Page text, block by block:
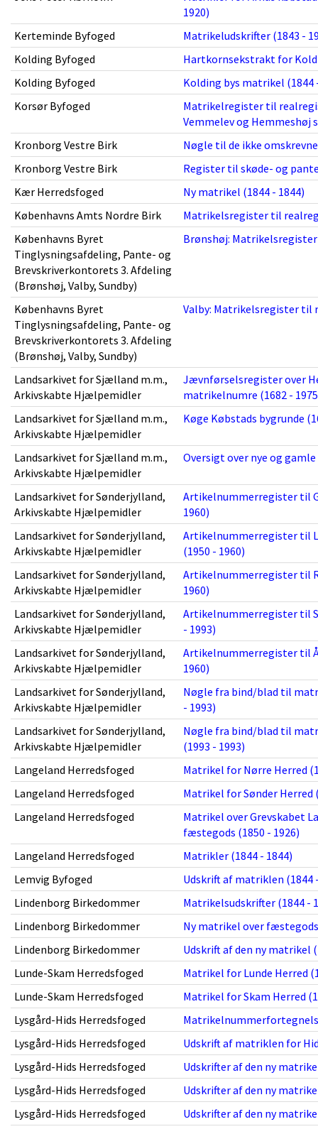
1920)
Kerteminde Byfoged
Matrikeludskrifter (1843 -
Kolding Byfoged
Hartkornsekstrakt for
Kolding Byfoged
Kolding bys matrikel (1844
Korsør Byfoged
Matrikelregister til
Vemmelev og Hemmeshøj
Kronborg Vestre Birk
Nøgle til de ikke
Kronborg Vestre Birk
Register til skøde- og
Kær Herredsfoged
Ny matrikel (1844 - 1844)
Københavns Amts Nordre Birk
Matrikelsregister til
Københavns Byret
Tinglysningsafdeling, Pante- og
Brevskriverkontorets 3. Afdeling
(Brønshøj, Valby, Sundby)
Brønshøj:
Københavns Byret
Tinglysningsafdeling, Pante- og
Brevskriverkontorets 3. Afdeling
(Brønshøj, Valby, Sundby)
Valby: Matrikelsregister til
Landsarkivet for Sjælland m.m.,
Arkivskabte Hjælpemidler
Jævnførselsregister over
matrikelnumre (1682 -
Landsarkivet for Sjælland m.m.,
Arkivskabte Hjælpemidler
Køge Købstads bygrunde
Landsarkivet for Sjælland m.m.,
Arkivskabte Hjælpemidler
Oversigt over nye og
Landsarkivet for Sønderjylland,
Arkivskabte Hjælpemidler
Artikelnummerregister til
1960)
Landsarkivet for Sønderjylland,
Arkivskabte Hjælpemidler
Artikelnummerregister til
(1950 - 1960)
Landsarkivet for Sønderjylland,
Arkivskabte Hjælpemidler
Artikelnummerregister til
1960)
Landsarkivet for Sønderjylland,
Arkivskabte Hjælpemidler
Artikelnummerregister til
- 1993)
Landsarkivet for Sønderjylland,
Arkivskabte Hjælpemidler
Artikelnummerregister til
1960)
Landsarkivet for Sønderjylland,
Arkivskabte Hjælpemidler
Nøgle fra bind/blad til
- 1993)
Landsarkivet for Sønderjylland,
Arkivskabte Hjælpemidler
Nøgle fra bind/blad til
(1993 - 1993)
Langeland Herredsfoged
Matrikel for Nørre Herred
Langeland Herredsfoged
Matrikel for Sønder Herred
Langeland Herredsfoged
Matrikel over Grevskabet
fæstegods (1850 - 1926)
Langeland Herredsfoged
Matrikler (1844 - 1844)
Lemvig Byfoged
Udskrift af matriklen (1844
Lindenborg Birkedommer
Matrikelsudskrifter (1844 -
Lindenborg Birkedommer
Ny matrikel over
Lindenborg Birkedommer
Udskrift af den ny matrikel
Lunde-Skam Herredsfoged
Matrikel for Lunde Herred
Lunde-Skam Herredsfoged
Matrikel for Skam Herred
Lysgård-Hids Herredsfoged
Lysgård-Hids Herredsfoged
Udskrift af matriklen for
Lysgård-Hids Herredsfoged
Udskrifter af den ny
Lysgård-Hids Herredsfoged
Udskrifter af den ny
Lysgård-Hids Herredsfoged
Udskrifter af den ny